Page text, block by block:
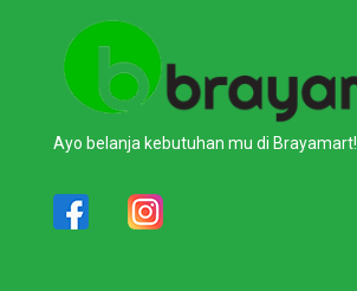
Ayo belanja kebutuhan mu di Brayamart!